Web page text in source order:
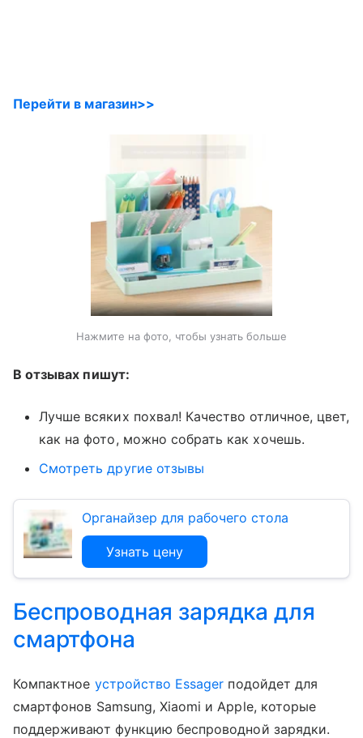
Перейти в магазин>>
Нажмите на фото, чтобы узнать больше
В отзывах пишут:
Лучше всяких похвал! Качество отличное, цвет,
как на фото, можно собрать как хочешь.
Смотреть другие отзывы
Органайзер для рабочего стола
Узнать цену
Беспроводная зарядка для
смартфона
Компактное устройство Essager подойдет для
смартфонов Samsung, Xiaomi и Apple, которые
поддерживают функцию беспроводной зарядки.